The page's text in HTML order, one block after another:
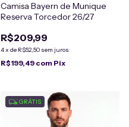
Camisa Bayern de Munique
Reserva Torcedor 26/27
R$209,99
4x de R$52,50 sem juros
R$199,49 com Pix
GRÁTIS